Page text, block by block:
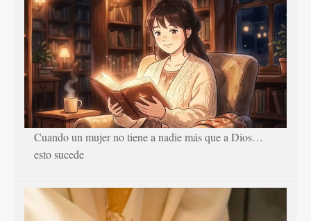
Cuando un mujer no tiene a nadie más que a Dios…
esto sucede